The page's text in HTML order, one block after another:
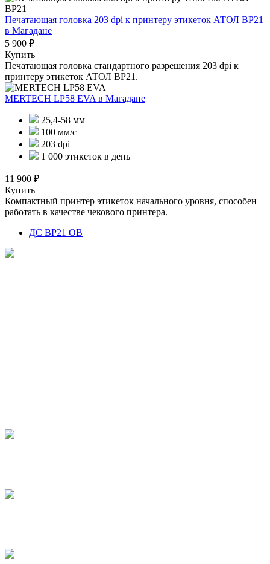
Печатающая головка 203 dpi к принтеру этикеток АТОЛ BP21
в Магадане
5 900 ₽
Купить
Печатающая головка стандартного разрешения 203 dpi к
принтеру этикеток АТОЛ BP21.
MERTECH LP58 EVA в Магадане
25,4-58 мм
100 мм/с
203 dpi
1 000 этикеток в день
11 900 ₽
Купить
Компактный принтер этикеток начального уровня, способен
работать в качестве чекового принтера.
ДС BP21 ОВ